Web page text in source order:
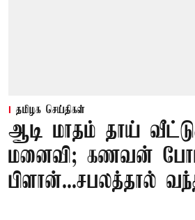
தமிழக செய்திகள்
ஆடி மாதம் தாய்
மனைவி; கணவன்
பிளான்...சபலத்தால்